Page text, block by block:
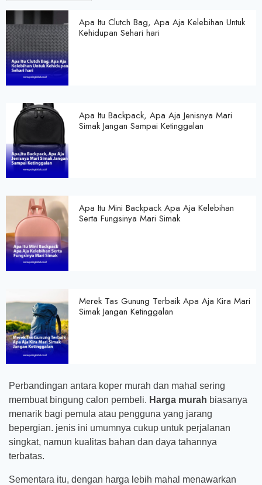
Apa Itu Clutch Bag, Apa Aja Kelebihan Untuk
Kehidupan Sehari hari
Apa Itu Backpack, Apa Aja Jenisnya Mari
Simak Jangan Sampai Ketinggalan
Apa Itu Mini Backpack Apa Aja Kelebihan
Serta Fungsinya Mari Simak
Merek Tas Gunung Terbaik Apa Aja Kira Mari
Simak Jangan Ketinggalan
Perbandingan antara koper murah dan mahal sering
membuat bingung calon pembeli. Harga murah biasanya
menarik bagi pemula atau pengguna yang jarang
bepergian. jenis ini umumnya cukup untuk perjalanan
singkat, namun kualitas bahan dan daya tahannya
terbatas.
Sementara itu, dengan harga lebih mahal menawarkan